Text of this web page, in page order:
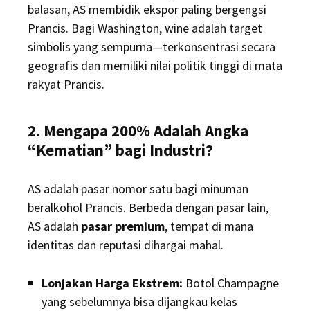
balasan, AS membidik ekspor paling bergengsi
Prancis. Bagi Washington, wine adalah target
simbolis yang sempurna—terkonsentrasi secara
geografis dan memiliki nilai politik tinggi di mata
rakyat Prancis.
2. Mengapa 200% Adalah Angka
“Kematian” bagi Industri?
AS adalah pasar nomor satu bagi minuman
beralkohol Prancis. Berbeda dengan pasar lain,
AS adalah pasar premium, tempat di mana
identitas dan reputasi dihargai mahal.
Lonjakan Harga Ekstrem: Botol Champagne
yang sebelumnya bisa dijangkau kelas